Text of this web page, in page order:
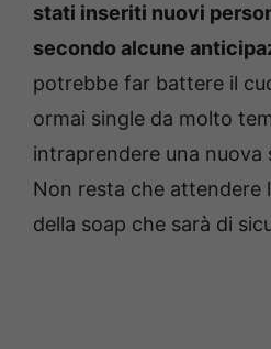
stati inseriti nuovi
secondo alcune
potrebbe far battere il
ormai single da molto
intraprendere una nuova
Non resta che attendere
della soap che sarà di